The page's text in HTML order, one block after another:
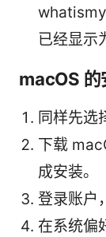
已经显示
macOS 的
同样先选
下载
成安装。
登录账户
在系统偏